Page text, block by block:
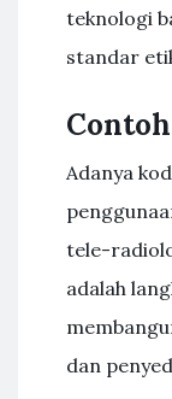
teknologi
standar
Adanya
tele-
adalah
dan